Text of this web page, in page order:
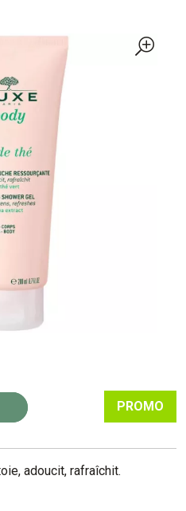
PROMO
adoucit, rafraîchit.